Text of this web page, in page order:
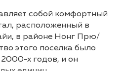
собой комфортный
расположенный в
в районе Нонг Прю/
этого поселка было
х годов, и он